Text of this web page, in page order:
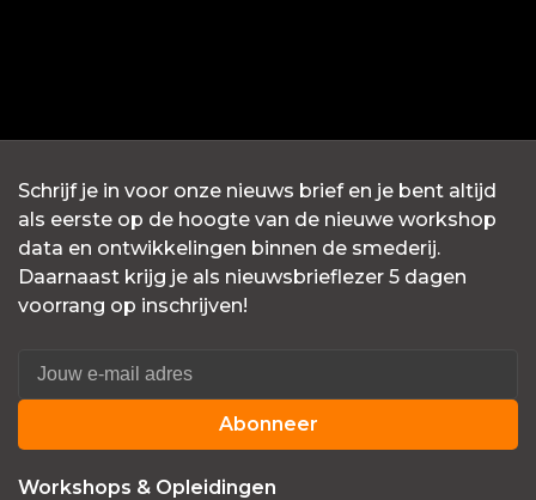
Schrijf je in voor onze nieuws brief en je bent altijd
als eerste op de hoogte van de nieuwe workshop
data en ontwikkelingen binnen de smederij.
Daarnaast krijg je als nieuwsbrieflezer 5 dagen
voorrang op inschrijven!
Abonneer
Workshops & Opleidingen